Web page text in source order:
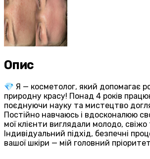
Опис
💎 Я — косметолог, який допомагає
природну красу! Понад 4 років
поєднуючи науку та мистецтво
Постійно навчаюсь і вдосконалюю
мої клієнти виглядали молодо,
Індивідуальний підхід, безпечні
вашої шкіри — мій головний